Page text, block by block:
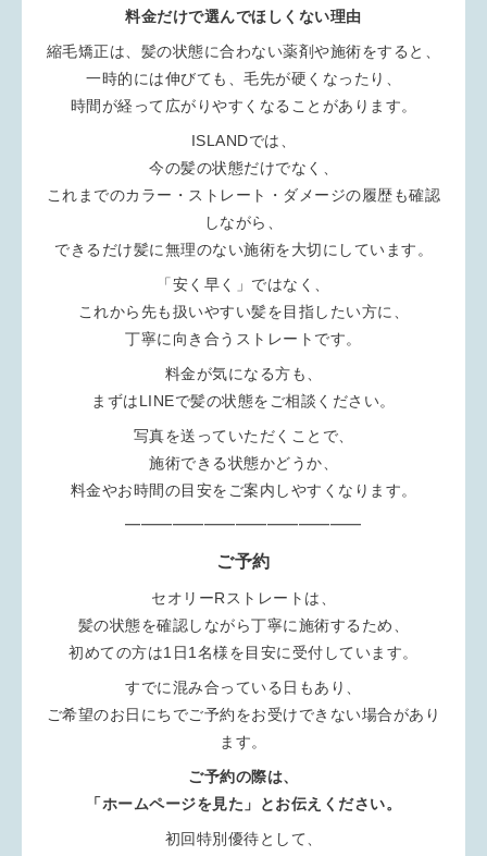
料金だけで選んでほしくない理由
縮毛矯正は、髪の状態に合わない薬剤や施術をすると、
一時的には伸びても、毛先が硬くなったり、
時間が経って広がりやすくなることがあります。
ISLANDでは、
今の髪の状態だけでなく、
これまでのカラー・ストレート・ダメージの履歴も確認
しながら、
できるだけ髪に無理のない施術を大切にしています。
「安く早く」ではなく、
これから先も扱いやすい髪を目指したい方に、
丁寧に向き合うストレートです。
料金が気になる方も、
まずはLINEで髪の状態をご相談ください。
写真を送っていただくことで、
施術できる状態かどうか、
料金やお時間の目安をご案内しやすくなります。
━━━━━━━━━━━━━━━
ご予約
セオリーRストレートは、
髪の状態を確認しながら丁寧に施術するため、
初めての方は1日1名様を目安に受付しています。
すでに混み合っている日もあり、
ご希望のお日にちでご予約をお受けできない場合があり
ます。
ご予約の際は、
「ホームページを見た」とお伝えください。
初回特別優待として、